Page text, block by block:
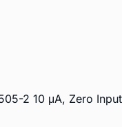
2 10 μA, Zero